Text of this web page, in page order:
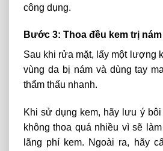
công dụng.
Bước 3: Thoa đều kem trị
Sau khi rửa mặt, lấy một lượng
vùng da bị nám và dùng tay
thẩm thấu nhanh.
Khi sử dụng kem, hãy lưu ý
không thoa quá nhiều vì sẽ
lãng phí kem. Ngoài ra, hãy